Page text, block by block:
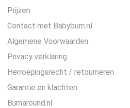
Prijzen
Contact met Babybum.nl
Algemene Voorwaarden
Privacy verklaring
Herroepingsrecht / retourneren
Garantie en klachten
Bumaround.nl